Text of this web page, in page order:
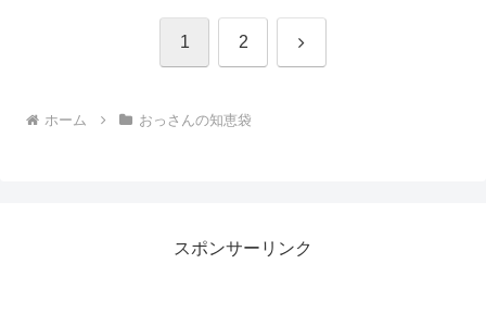
1 2 次
ホーム おっさんの知恵袋
スポンサーリンク